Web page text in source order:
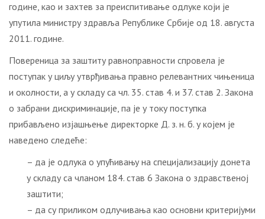
године, као и захтев за преиспитивање одлуке који је
упутила министру здравља Републике Србије од 18. августа
2011. године.
Повереница за заштиту равноправности спровела је
поступак у циљу утврђивања правно релевантних чињеница
и околности, a у складу са чл. 35. став 4. и 37. став 2. Закона
о забрани дискриминације, па је у току поступка
прибављено изјашњење директорке Д. з. н. б. у којем је
наведено следеће:
– да је одлука о упућивању на специјализацију донета
у складу са чланом 184. став 6 Закона о здравственој
заштити;
– да су приликом одлучивања као основни критеријуми